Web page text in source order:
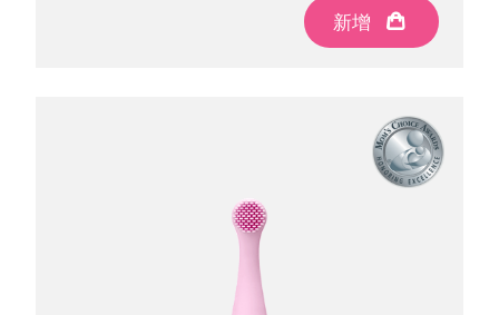
新增
新增
新增